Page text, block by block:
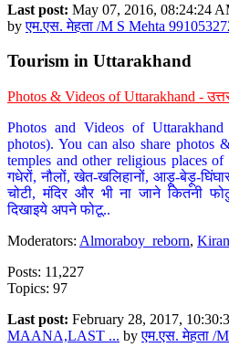
Last post: May 07, 2016, 08:24:24
byएम.एस. मेहता /M S Mehta
Tourism in Uttarakhand
Photos & Videos of Uttarakhand -
Photos and Videos of
photos). You can also share photos
temples and other religious places
गधेरों, नौलों, खेत-खलिहानों, आड़ू-बेड़ू-
चोटी, मंदिर और भी ना जाने कितनी
दिखाइये अपने फोटू..
Moderators: Almoraboy_reborn,
Posts: 11,227
Topics: 97
Last post: February 28, 2017,
MAANA,LAST ... byएम.एस. मेहता /